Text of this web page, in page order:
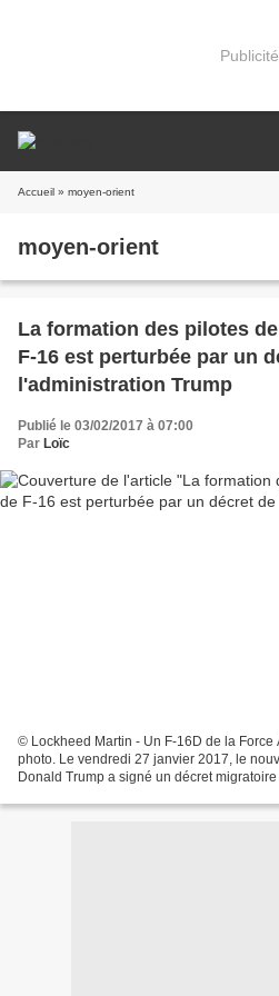
Publicité
Accueil » moyen-orient
moyen-orient
La formation des pilotes
F-16 est perturbée par un
l'administration Trump
Publié le 03/02/2017 à 07:00
Par Loïc
© Lockheed Martin - Un F-16D de la
photo. Le vendredi 27 janvier 2017, le
Donald Trump a signé un décret